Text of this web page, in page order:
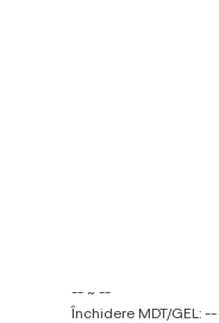
-- ~ --
Închidere MDT/GEL: --